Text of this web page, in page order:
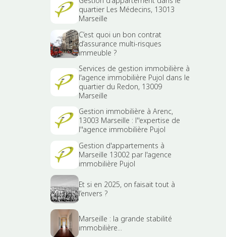
quartier Les Médecins, 13013
Marseille
C’est quoi un bon contrat
d’assurance multi-risques
immeuble ?
Services de gestion immobilière à
l'agence immobilière Pujol dans le
quartier du Redon, 13009
Marseille
Gestion immobilière à Arenc,
13003 Marseille : l''expertise de
l''agence immobilière Pujol
Gestion d'appartements à
Marseille 13002 par l'agence
immobilière Pujol
Et si en 2025, on faisait tout à
l’envers ?
Marseille : la grande stabilité
immobilière...